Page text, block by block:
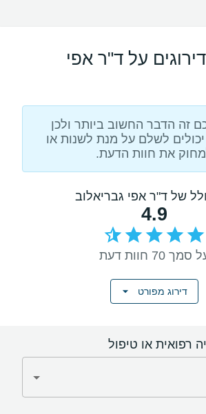
על ד"ר אפי
זה הדבר החשוב ביותר ולכן
לשלם על מנת לשנות או
את חוות הדעת.
של ד"ר אפי גבריאלוב
4.9
סמך 70 חוות דעת
דירוג מפורט
רפואית או טיפול